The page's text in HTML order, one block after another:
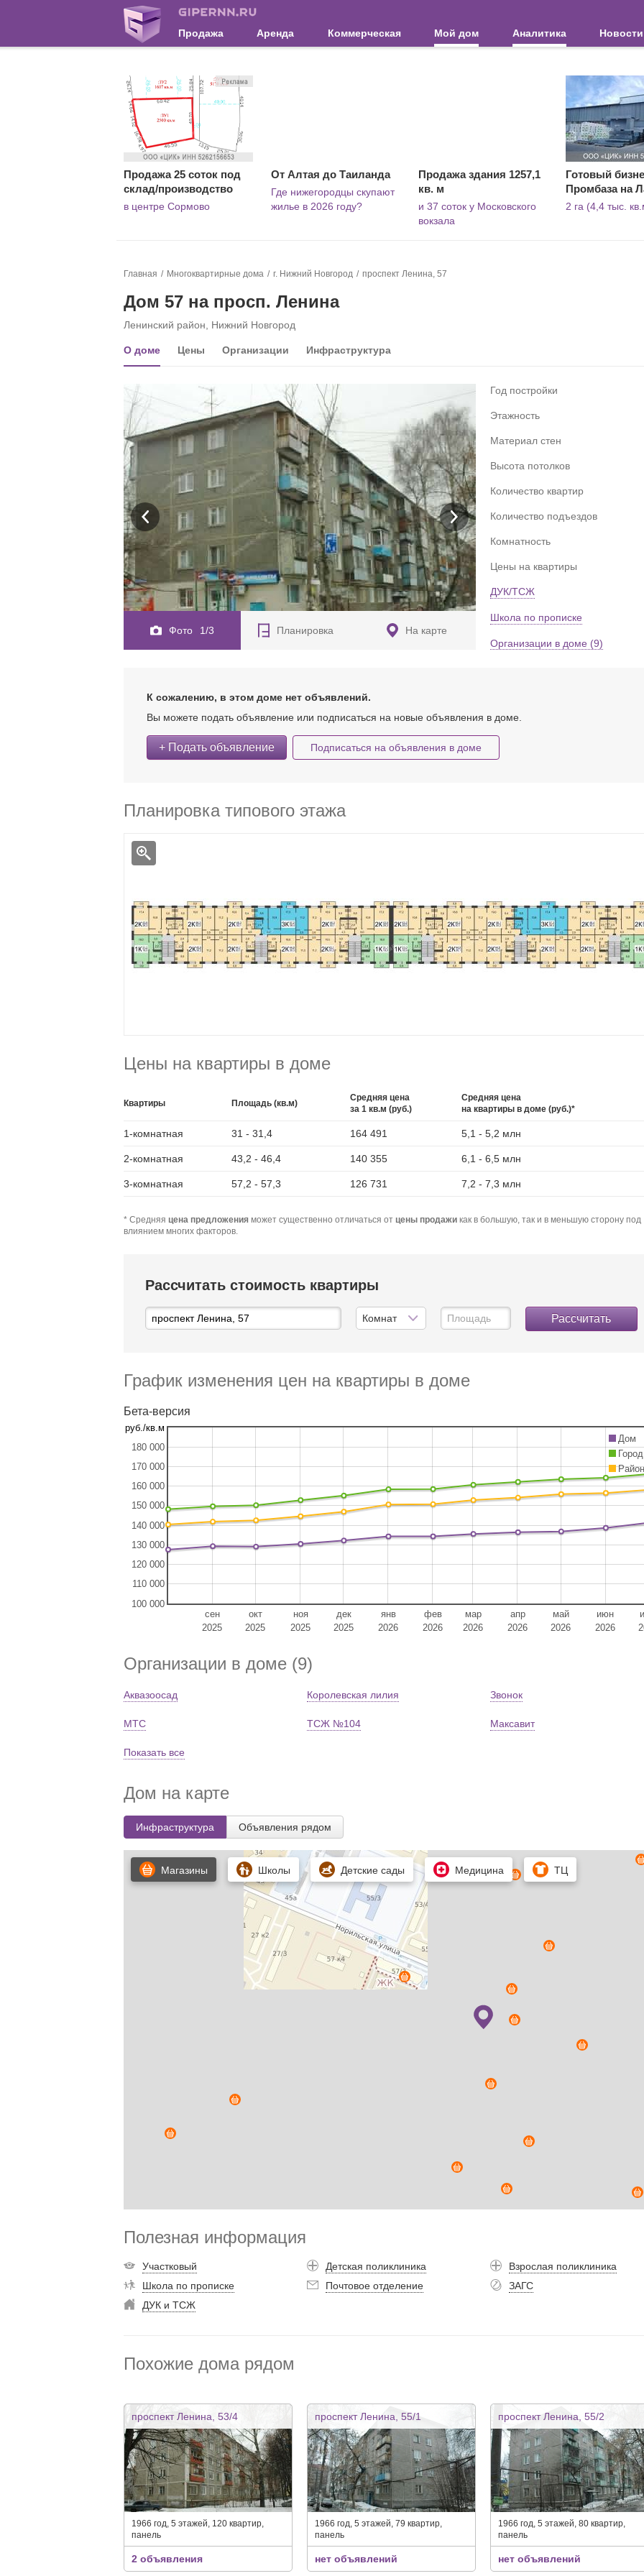
Продажа Аренда Коммерческая Мой дом Аналитика Новости
Продажа 25 соток под
склад/производство
в центре Сормово
От Алтая до Таиланда
Где нижегородцы скупают
жилье в 2026 году?
Продажа здания 1257,1
кв. м
и 37 соток у Московского
вокзала
Готовый
Промбаза на
2 га (4,4 тыс.
Главная Многоквартирные дома г. Нижний Новгород проспект Ленина, 57
Дом 57 на просп. Ленина
Ленинский район, Нижний Новгород
О доме Цены Организации Инфраструктура
Фото 1/3 Планировка На карте
Год постройки
Этажность
Материал стен
Высота потолков
Количество квартир
Количество подъездов
Комнатность
Цены на квартиры
ДУК/ТСЖ
Школа по прописке
Организации в доме (9)
К сожалению, в этом доме нет объявлений.
Вы можете подать объявление или подписаться на новые объявления в доме.
+ Подать объявление Подписаться на объявления в доме
Планировка типового этажа
Цены на квартиры в доме
Квартиры Площадь (кв.м)
Средняя цена
за 1 кв.м (руб.)
Средняя цена
на квартиры в доме (руб.)*
1-комнатная 31 - 31,4 164 491 5,1 - 5,2 млн
2-комнатная 43,2 - 46,4 140 355 6,1 - 6,5 млн
3-комнатная 57,2 - 57,3 126 731 7,2 - 7,3 млн
* Средняя цена предложения может существенно отличаться от цены продажи как в большую, так и в меньшую сторону под
влиянием многих факторов.
Рассчитать стоимость квартиры
Рассчитать
График изменения цен на квартиры в доме
Бета-версия
сен
2025
окт
2025
ноя
2025
дек
2025
янв
2026
фев
2026
мар
2026
апр
2026
май
2026
июн
2026
100 000
110 000
120 000
130 000
140 000
150 000
160 000
170 000
180 000
руб./кв.м
Дом
Город
Район
Организации в доме (9)
Аквазоосад Королевская лилия Звонок
МТС ТСЖ №104 Максавит
Показать все
Дом на карте
Инфраструктура Объявления рядом
Магазины Школы Детские сады Медицина ТЦ
Полезная информация
Участковый Детская поликлиника
Взрослая поликлиника
Школа по прописке
Почтовое отделение
ЗАГС
ДУК и ТСЖ
Похожие дома рядом
проспект Ленина, 53/4
1966 год, 5 этажей, 120 квартир,
панель
2 объявления
проспект Ленина, 55/1
1966 год, 5 этажей, 79 квартир,
панель
нет объявлений
проспект Ленина, 55/2
1966 год, 5 этажей, 80 квартир,
панель
нет объявлений